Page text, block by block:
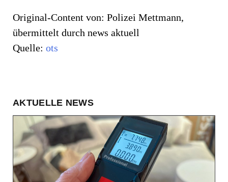
Original-Content von: Polizei Mettmann,
übermittelt durch news aktuell
Quelle: ots
AKTUELLE NEWS